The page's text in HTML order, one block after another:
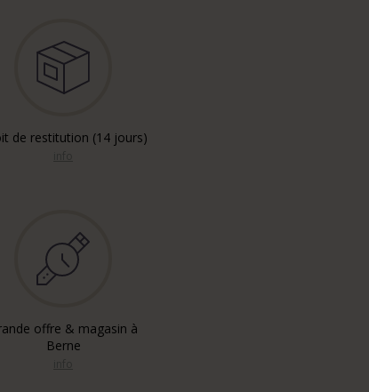
de restitution (14 jours)
offre & magasin à
Berne